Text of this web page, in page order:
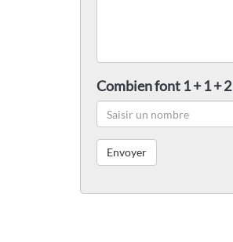
Combien font 1 + 1 + 2